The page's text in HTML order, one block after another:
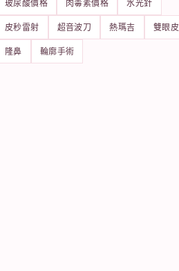
玻尿酸價格 肉毒素價格 水光針
皮秒雷射 超音波刀 熱瑪吉 雙眼皮
隆鼻 輪廓手術